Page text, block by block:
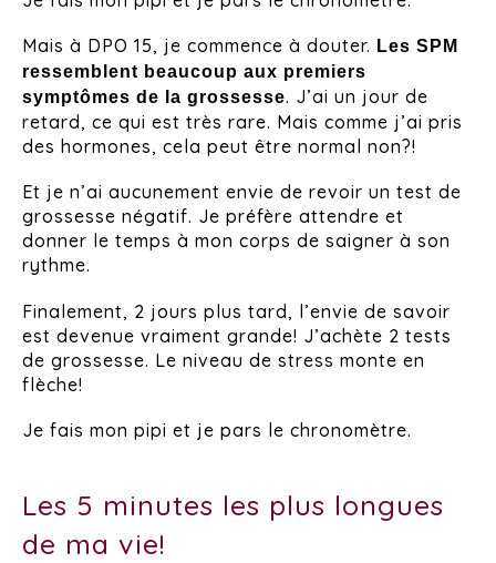
Mais à DPO 15, je commence à douter. Les SPM
ressemblent beaucoup aux premiers
symptômes de la grossesse. J’ai un jour de
retard, ce qui est très rare. Mais comme j’ai pris
des hormones, cela peut être normal non?!
Et je n’ai aucunement envie de revoir un test de
grossesse négatif. Je préfère attendre et
donner le temps à mon corps de saigner à son
rythme.
Finalement, 2 jours plus tard, l’envie de savoir
est devenue vraiment grande! J’achète 2 tests
de grossesse. Le niveau de stress monte en
flèche!
Je fais mon pipi et je pars le chronomètre.
Les 5 minutes les plus longues
de ma vie!